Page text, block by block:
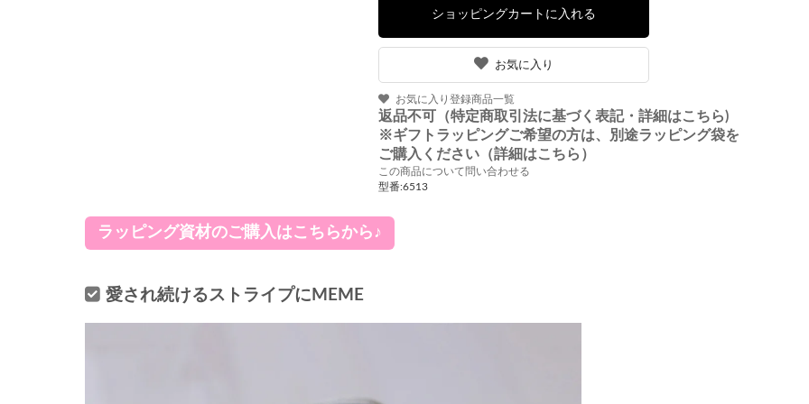
お気に入り
お気に入り登録商品一覧
返品不可（特定商取引法に基づく表記・詳細はこちら)
※ギフトラッピングご希望の方は、別途ラッピング袋を
ご購入ください（詳細はこちら）
この商品について問い合わせる
型番:6513
ラッピング資材のご購入はこちらから♪
愛され続けるストライプにMEME